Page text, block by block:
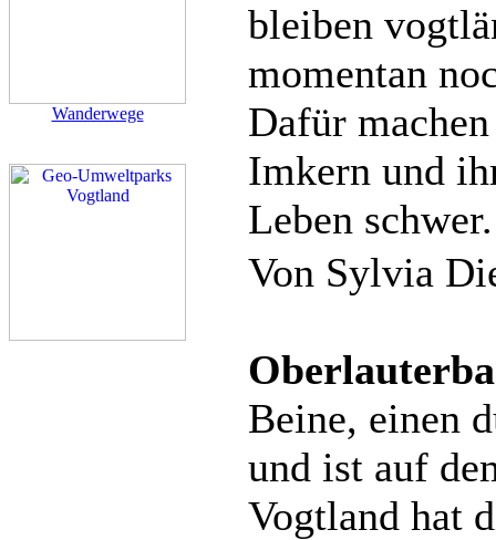
Wanderwege
bleiben
momentan
Dafür
Imkern und
Leben schwer.
Von Sylvia
Beine, einen
und ist auf
Vogtland hat